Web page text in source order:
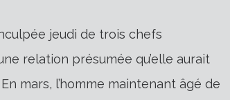
jeudi de trois chefs
relation présumée qu’elle aurait
mars, l’homme maintenant âgé de